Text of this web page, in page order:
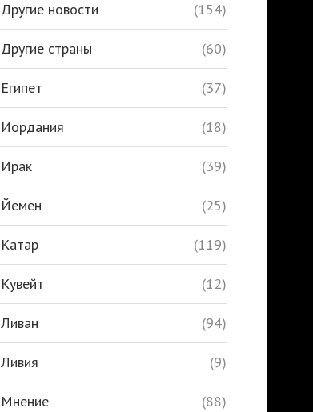
Другие новости (154)
Другие страны (60)
Египет (37)
Иордания (18)
Ирак (39)
Йемен (25)
Катар (119)
Кувейт (12)
Ливан (94)
Ливия (9)
Мнение (88)